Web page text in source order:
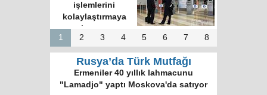
işlemlerini
kolaylaştırmaya
hazırız
1
2 3 4 5 6 7 8
Rusya’da Türk Mutfağı
Ermeniler 40 yıllık lahmacunu
"Lamadjo" yaptı Moskova'da satıyor